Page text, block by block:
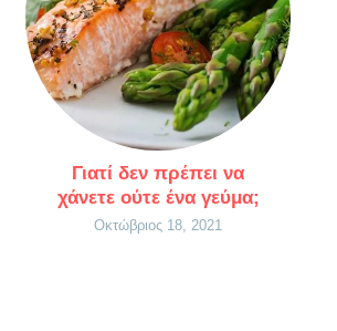
Γιατί δεν πρέπει να
χάνετε ούτε ένα γεύμα;
Οκτώβριος 18, 2021